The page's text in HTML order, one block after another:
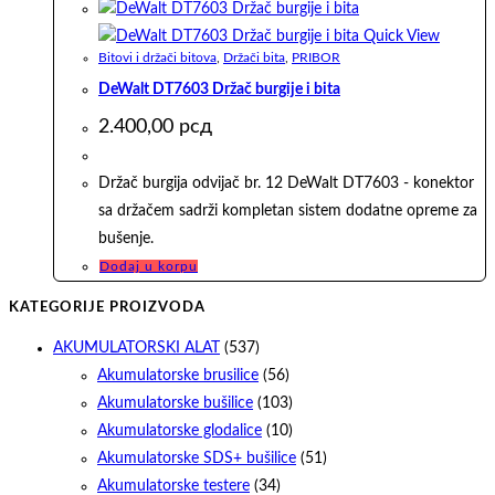
Quick View
Bitovi i držači bitova Držači bita PRIBOR
DeWalt DT7603 Držač burgije i bita
2.400,00 рсд
Držač burgija odvijač br. 12 DeWalt DT7603 - konektor
sa držačem sadrži kompletan sistem dodatne opreme za
bušenje.
Dodaj u korpu
KATEGORIJE PROIZVODA
AKUMULATORSKI ALAT
(537)
Akumulatorske brusilice (56)
Akumulatorske bušilice (103)
Akumulatorske glodalice (10)
Akumulatorske SDS+ bušilice (51)
Akumulatorske testere (34)